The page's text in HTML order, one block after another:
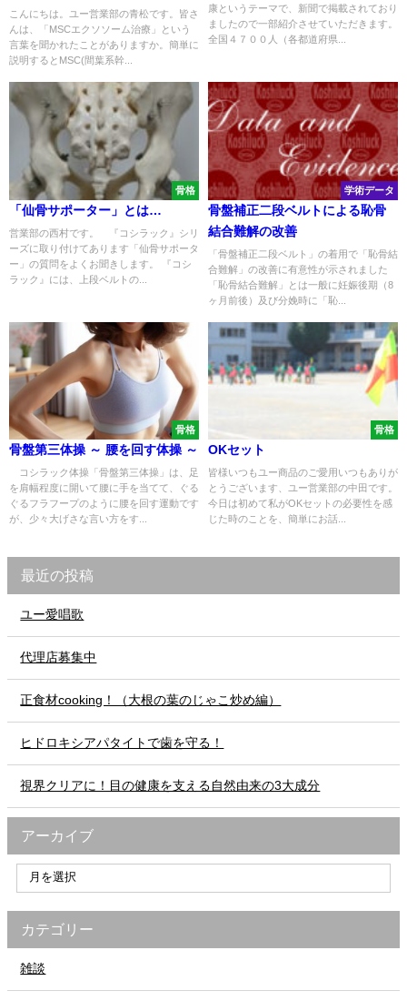
こんにちは。ユー営業部の青松です。皆さ
んは、「MSCエクソソーム治療」という
言葉を聞かれたことがありますか。簡単に
説明するとMSC(間葉系幹...
康というテーマで、新聞で掲載されており
ましたので一部紹介させていただきます。
全国４７００人（各都道府県...
骨格
「仙骨サポーター」とは…
営業部の西村です。 『コシラック』シリ
ーズに取り付けてあります「仙骨サポータ
ー」の質問をよくお聞きします。 『コシ
ラック』には、上段ベルトの...
学術データ
骨盤補正二段ベルトによる恥骨
結合難解の改善
「骨盤補正二段ベルト」の着用で「恥骨結
合難解」の改善に有意性が示されました
「恥骨結合難解」とは一般に妊娠後期（8
ヶ月前後）及び分娩時に「恥...
骨格
骨盤第三体操 ～ 腰を回す体操 ～
コシラック体操「骨盤第三体操」は、足
を肩幅程度に開いて腰に手を当てて、ぐる
ぐるフラフープのように腰を回す運動です
が、少々大げさな言い方をす...
骨格
OKセット
皆様いつもユー商品のご愛用いつもありが
とうございます、ユー営業部の中田です。
今日は初めて私がOKセットの必要性を感
じた時のことを、簡単にお話...
最近の投稿
ユー愛唱歌
代理店募集中
正食材cooking！（大根の葉のじゃこ炒め編）
ヒドロキシアパタイトで歯を守る！
視界クリアに！目の健康を支える自然由来の3大成分
アーカイブ
カテゴリー
雑談